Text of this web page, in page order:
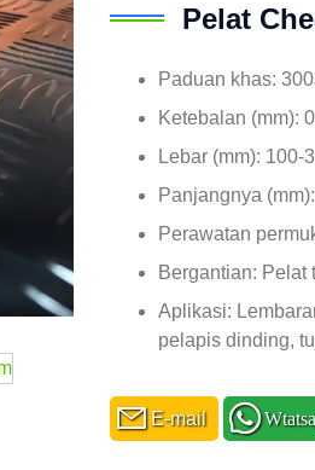
Pelat
Paduan khas:
Ketebalan (mm):
Lebar (mm): 100-
Panjangnya
Perawatan
Bergantian: Pelat
Aplikasi:
pelapis dinding,
E-mail